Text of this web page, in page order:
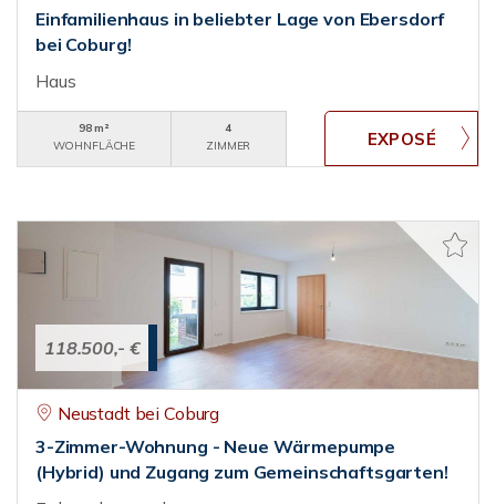
Einfamilienhaus in beliebter Lage von Ebersdorf
bei Coburg!
Haus
98 m²
WOHNFLÄCHE
4
ZIMMER
118.500,- €
Neustadt bei Coburg
3-Zimmer-Wohnung - Neue Wärmepumpe
(Hybrid) und Zugang zum Gemeinschaftsgarten!